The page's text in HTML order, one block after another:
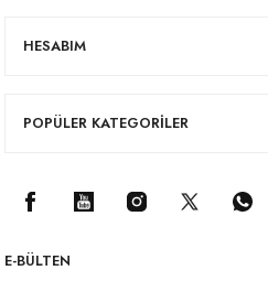
HESABIM
POPÜLER KATEGORİLER
E-BÜLTEN